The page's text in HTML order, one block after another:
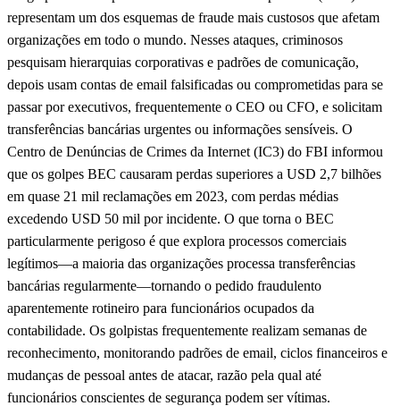
representam um dos esquemas de fraude mais custosos que afetam
organizações em todo o mundo. Nesses ataques, criminosos
pesquisam hierarquias corporativas e padrões de comunicação,
depois usam contas de email falsificadas ou comprometidas para se
passar por executivos, frequentemente o CEO ou CFO, e solicitam
transferências bancárias urgentes ou informações sensíveis. O
Centro de Denúncias de Crimes da Internet (IC3) do FBI informou
que os golpes BEC causaram perdas superiores a USD 2,7 bilhões
em quase 21 mil reclamações em 2023, com perdas médias
excedendo USD 50 mil por incidente. O que torna o BEC
particularmente perigoso é que explora processos comerciais
legítimos—a maioria das organizações processa transferências
bancárias regularmente—tornando o pedido fraudulento
aparentemente rotineiro para funcionários ocupados da
contabilidade. Os golpistas frequentemente realizam semanas de
reconhecimento, monitorando padrões de email, ciclos financeiros e
mudanças de pessoal antes de atacar, razão pela qual até
funcionários conscientes de segurança podem ser vítimas.